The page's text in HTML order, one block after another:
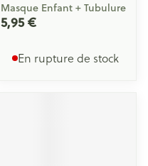
Masque Enfant + Tubulure
5,95 €
En rupture de stock